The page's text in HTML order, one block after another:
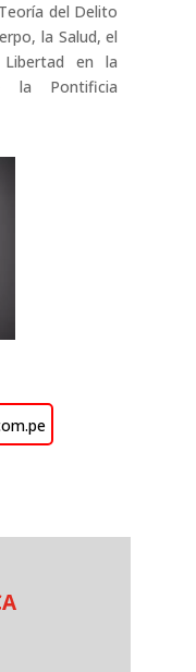
del Delito
la Salud, el
en la
la Pontificia